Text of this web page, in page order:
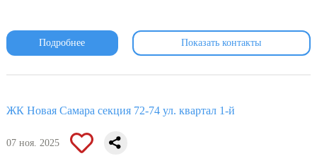
Подробнее Показать контакты
ЖК Новая Самара секция 72-74 ул. квартал 1-й
07 ноя. 2025